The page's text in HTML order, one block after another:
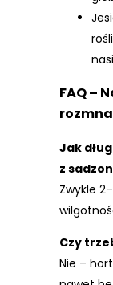
FAQ –
Jak
z
Zwykle
Czy
Nie –